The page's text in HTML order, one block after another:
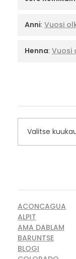
Anni: Vuosi
Henna: Vuosi
ACONCAGUA
ALPIT
AMA DABLAM
BARUNTSE
BLOGI